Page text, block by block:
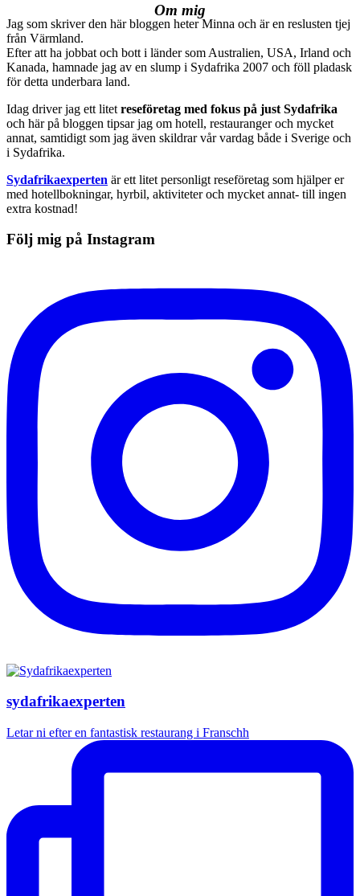
Om mig
Jag som skriver den här bloggen heter Minna och är en reslusten tjej
från Värmland.
Efter att ha jobbat och bott i länder som Australien, USA, Irland och
Kanada, hamnade jag av en slump i Sydafrika 2007 och föll pladask
för detta underbara land.
Idag driver jag ett litet reseföretag med fokus på just Sydafrika
och här på bloggen tipsar jag om hotell, restauranger och mycket
annat, samtidigt som jag även skildrar vår vardag både i Sverige och
i Sydafrika.
Sydafrikaexperten är ett litet personligt reseföretag som hjälper er
med hotellbokningar, hyrbil, aktiviteter och mycket annat- till ingen
extra kostnad!
Följ mig på Instagram
sydafrikaexperten
Letar ni efter en fantastisk restaurang i Franschh